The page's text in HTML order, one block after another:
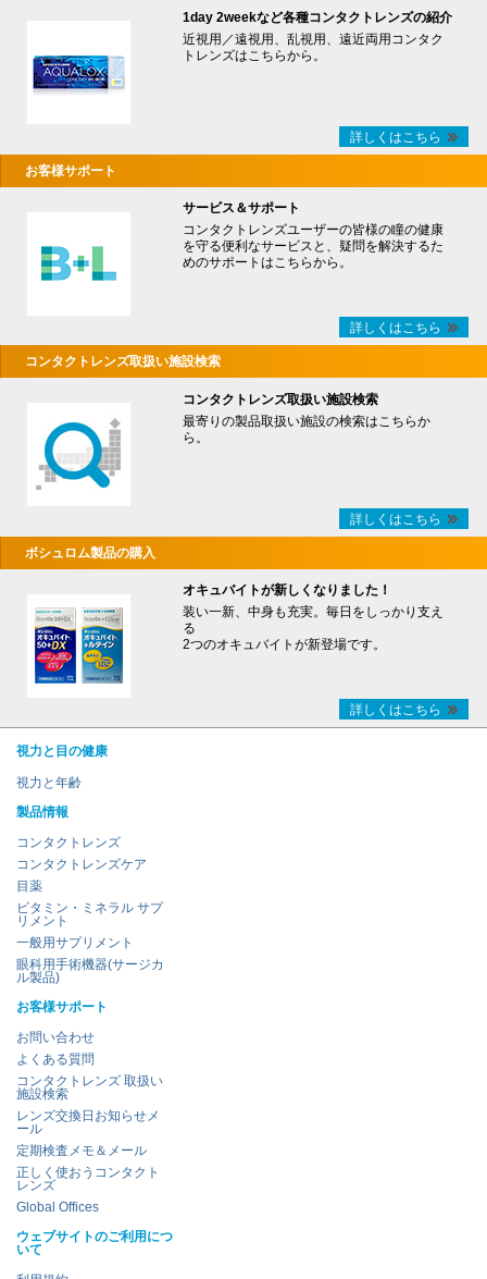
1day 2weekなど各種コンタクトレンズの紹介
近視用／遠視用、乱視用、遠近両用コンタク
トレンズはこちらから。
詳しくはこちら
お客様サポート
サービス＆サポート
コンタクトレンズユーザーの皆様の瞳の健康
を守る便利なサービスと、疑問を解決するた
めのサポートはこちらから。
詳しくはこちら
コンタクトレンズ取扱い施設検索
コンタクトレンズ取扱い施設検索
最寄りの製品取扱い施設の検索はこちらか
ら。
詳しくはこちら
ボシュロム製品の購入
オキュバイトが新しくなりました！
装い一新、中身も充実。毎日をしっかり支え
る
2つのオキュバイトが新登場です。
詳しくはこちら
視力と目の健康
視力と年齢
製品情報
コンタクトレンズ
コンタクトレンズケア
目薬
ビタミン・ミネラル サプ
リメント
一般用サプリメント
眼科用手術機器(サージカ
ル製品)
お客様サポート
お問い合わせ
よくある質問
コンタクトレンズ 取扱い
施設検索
レンズ交換日お知らせメ
ール
定期検査メモ＆メール
正しく使おうコンタクト
レンズ
Global Offices
ウェブサイトのご利用につ
いて